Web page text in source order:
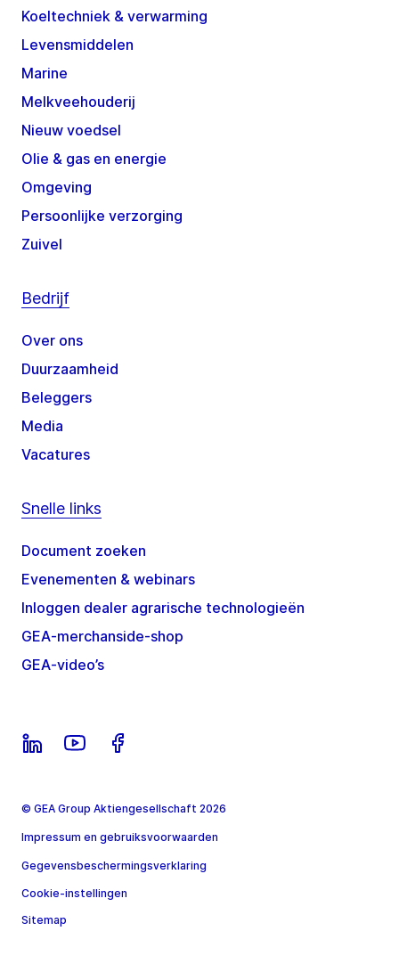
Koeltechniek & verwarming
Levensmiddelen
Marine
Melkveehouderij
Nieuw voedsel
Olie & gas en energie
Omgeving
Persoonlijke verzorging
Zuivel
Bedrijf
Over ons
Duurzaamheid
Beleggers
Media
Vacatures
Snelle links
Document zoeken
Evenementen & webinars
Inloggen dealer agrarische technologieën
GEA-merchanside-shop
GEA-video’s
© GEA Group Aktiengesellschaft 2026
Impressum en gebruiksvoorwaarden
Gegevensbeschermingsverklaring
Cookie-instellingen
Sitemap